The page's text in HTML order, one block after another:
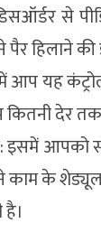
से
हिलाने की
आप यह
देर
इसमें आपको
काम के